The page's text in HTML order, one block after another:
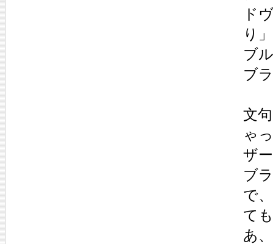
ド
り」
ブ
ブ
文
ゃ
ザ
ブ
で
て
あ